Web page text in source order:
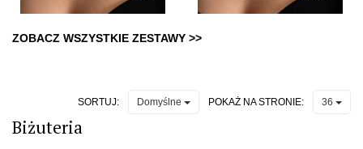
ZOBACZ WSZYSTKIE ZESTAWY >>
SORTUJ: Domyślne POKAŻ NA STRONIE: 36
Biżuteria